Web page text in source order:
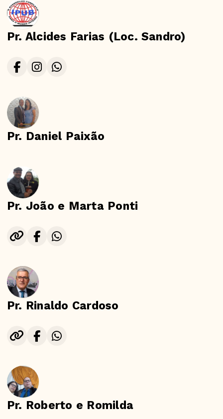
Pr. Alcides Farias (Loc. Sandro)
Pr. Daniel Paixão
Pr. João e Marta Ponti
Pr. Rinaldo Cardoso
Pr. Roberto e Romilda